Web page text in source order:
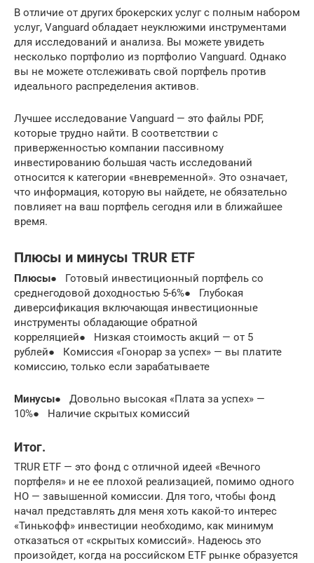
В отличие от других брокерских услуг с полным набором
услуг, Vanguard обладает неуклюжими инструментами
для исследований и анализа. Вы можете увидеть
несколько портфолио из портфолио Vanguard. Однако
вы не можете отслеживать свой портфель против
идеального распределения активов.
Лучшее исследование Vanguard — это файлы PDF,
которые трудно найти. В соответствии с
приверженностью компании пассивному
инвестированию большая часть исследований
относится к категории «вневременной». Это означает,
что информация, которую вы найдете, не обязательно
повлияет на ваш портфель сегодня или в ближайшее
время.
Плюсы и минусы TRUR ETF
Плюсы● Готовый инвестиционный портфель со
среднегодовой доходностью 5-6%● Глубокая
диверсификация включающая инвестиционные
инструменты обладающие обратной
корреляцией● Низкая стоимость акций — от 5
рублей● Комиссия «Гонорар за успех» — вы платите
комиссию, только если зарабатываете
Минусы● Довольно высокая «Плата за успех» —
10%● Наличие скрытых комиссий
Итог.
TRUR ETF — это фонд с отличной идеей «Вечного
портфеля» и не ее плохой реализацией, помимо одного
НО — завышенной комиссии. Для того, чтобы фонд
начал представлять для меня хоть какой-то интерес
«Тинькофф» инвестиции необходимо, как минимум
отказаться от «скрытых комиссий». Надеюсь это
произойдет, когда на российском ETF рынке образуется